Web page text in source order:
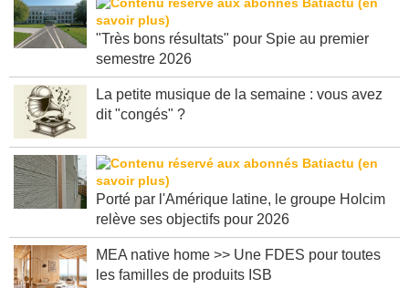
"Très bons résultats" pour Spie au premier
semestre 2026
La petite musique de la semaine : vous avez
dit "congés" ?
Porté par l'Amérique latine, le groupe Holcim
relève ses objectifs pour 2026
MEA native home >> Une FDES pour toutes
les familles de produits ISB